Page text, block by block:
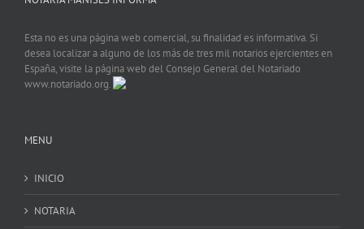
Esta no es una página web comercial, su finalidad es informativa. Si
desea localizar a alguno de los más de tres mil notarios ejercientes en
España, visite la página web del Consejo General del Notariado
www.notariado.org.
MENU
INICIO
NOTARIA